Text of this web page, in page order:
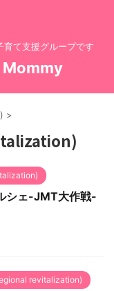
て支援グループです
Mommy
>
シェ-JMT大作戦-
revitalization)